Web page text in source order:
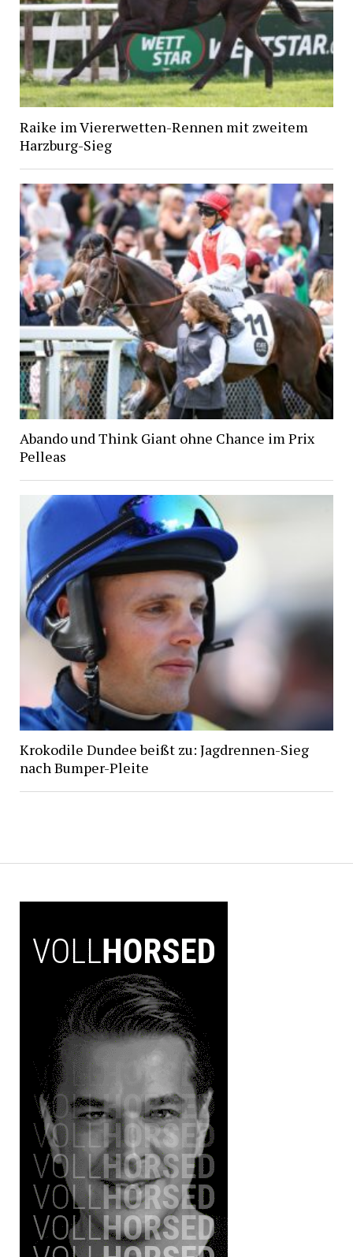
Raike im Viererwetten-Rennen mit zweitem
Harzburg-Sieg
Abando und Think Giant ohne Chance im Prix
Pelleas
Krokodile Dundee beißt zu: Jagdrennen-Sieg
nach Bumper-Pleite